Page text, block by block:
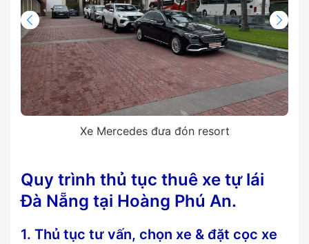
Xe Mercedes đưa đón resort
Quy trình thủ tục thuê xe tự lái
Đà Nẵng tại Hoàng Phú An.
1. Thủ tục tư vấn, chọn xe & đặt cọc xe